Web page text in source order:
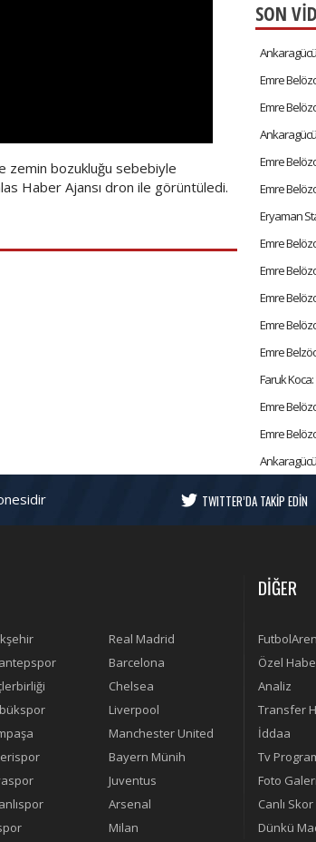
zemin bozukluğu sebebiyle
Haber Ajansı dron ile görüntüledi.
SON
Eryaman
Emre
Emre
TWITTER’DA TAKİP EDİN
Real Madrid
Barcelona
Chelsea
Liverpool
Manchester United
Bayern Münih
Juventus
Arsenal
Milan
DİĞER
Özel
Analiz
Transfer
İddaa
Tv
Foto Galeri
Canlı Skor
Dünkü